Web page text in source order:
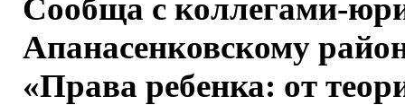
Сообща с коллегами-
Апанасенковскому
«Права ребенка: от